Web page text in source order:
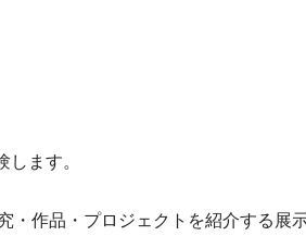
ます。
作品・プロジェクトを紹介する展